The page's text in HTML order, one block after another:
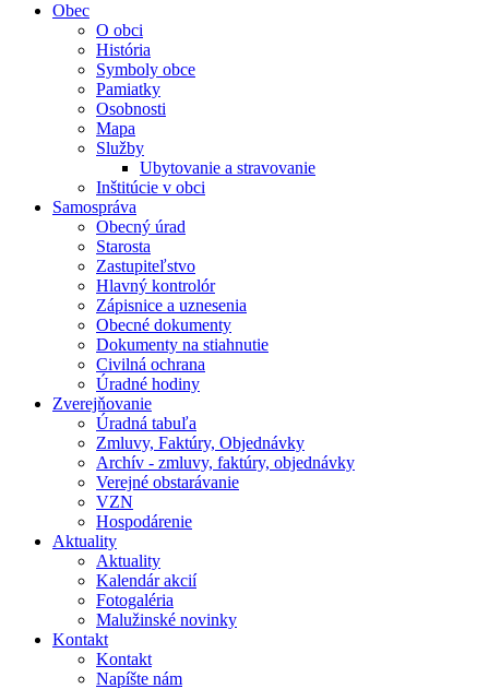
Obec
O obci
História
Symboly obce
Pamiatky
Osobnosti
Mapa
Služby
Ubytovanie a stravovanie
Inštitúcie v obci
Samospráva
Obecný úrad
Starosta
Zastupiteľstvo
Hlavný kontrolór
Zápisnice a uznesenia
Obecné dokumenty
Dokumenty na stiahnutie
Civilná ochrana
Úradné hodiny
Zverejňovanie
Úradná tabuľa
Zmluvy, Faktúry, Objednávky
Archív - zmluvy, faktúry, objednávky
Verejné obstarávanie
VZN
Hospodárenie
Aktuality
Aktuality
Kalendár akcií
Fotogaléria
Malužinské novinky
Kontakt
Kontakt
Napíšte nám